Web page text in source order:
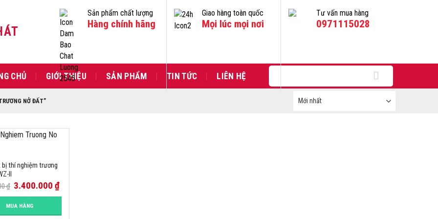
Sản phẩm chất lượng
Hàng chính hãng
Giao hàng toàn quốc
Mọi lúc mọi nơi
Tư vấn mua hàng
0971115028
CHỦ GIỚI THIỆU SẢN PHẨM TIN TỨC LIÊN HỆ
kiếm:
NỞ ĐẤT”
bị thí nghiệm trương
II
₫ 3.400.000₫
MUA HÀNG